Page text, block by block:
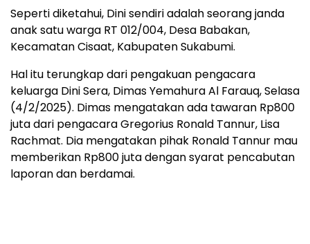
Seperti diketahui, Dini sendiri adalah seorang janda
anak satu warga RT 012/004, Desa Babakan,
Kecamatan Cisaat, Kabupaten Sukabumi.
Hal itu terungkap dari pengakuan pengacara
keluarga Dini Sera, Dimas Yemahura Al Farauq, Selasa
(4/2/2025). Dimas mengatakan ada tawaran Rp800
juta dari pengacara Gregorius Ronald Tannur, Lisa
Rachmat. Dia mengatakan pihak Ronald Tannur mau
memberikan Rp800 juta dengan syarat pencabutan
laporan dan berdamai.